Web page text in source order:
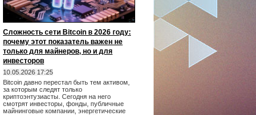
Сложность сети Bitcoin в 2026 году:
почему этот показатель важен не
только для майнеров, но и для
инвесторов
10.05.2026 17:25
Bitcoin давно перестал быть тем активом,
за которым следят только
криптоэнтузиасты. Сегодня на него
смотрят инвесторы, фонды, публичные
майнинговые компании, энергетические